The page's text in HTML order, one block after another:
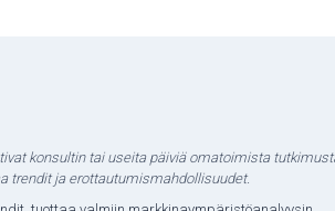
konsultin tai useita päiviä omatoimista
trendit ja erottautumismahdollisuudet.